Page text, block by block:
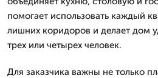
помогает использовать каждый
лишних коридоров и делает дом
трех или четырех человек.
Для заказчика важны не только